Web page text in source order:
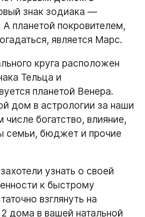
знак зодиака —
А планетой покровителем,
является Марс.
круга расположен
Тельца и
планетой Венера.
дом в астрологии за наши
числе богатство, влияние,
семьи, бюджет и прочие
узнать о своей
к быстрому
взглянуть на
дома в вашей натальной